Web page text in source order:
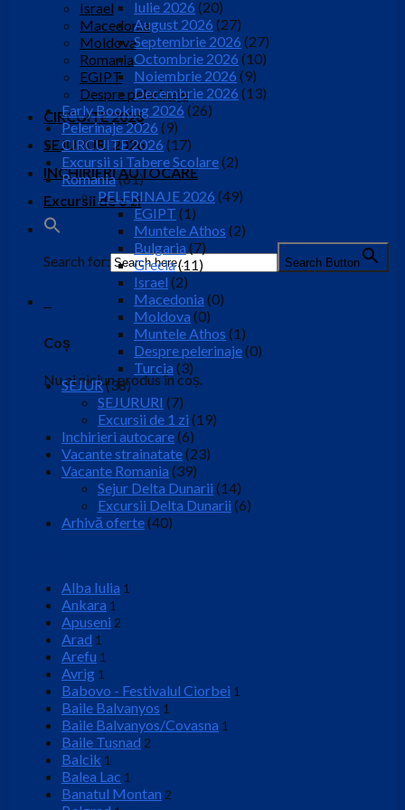
Israel
Macedonia
Moldova
Romania
EGIPT
Despre pelerinaje
CIRCUITE 2026
SEJURURI 2026
INCHIRIERI AUTOCARE
Excursii de o zi
Search for: Search Button
Coș
Nu ai niciun produs în coș.
Iulie 2026 (20)
August 2026 (27)
Septembrie 2026 (27)
Octombrie 2026 (10)
Noiembrie 2026 (9)
Decembrie 2026 (13)
Early Booking 2026 (26)
Pelerinaje 2026 (9)
CIRCUITE 2026 (17)
Excursii si Tabere Scolare(2)
Romania(61)
PELERINAJE 2026 (49)
EGIPT (1)
Muntele Athos (2)
Bulgaria (7)
Grecia(11)
Israel (2)
Macedonia (0)
Moldova (0)
Muntele Athos (1)
Despre pelerinaje(0)
Turcia (3)
SEJUR(38)
SEJURURI (7)
Excursii de 1 zi (19)
Inchirieri autocare(6)
Vacante strainatate(23)
Vacante Romania (39)
Sejur Delta Dunarii (14)
Excursii Delta Dunarii (6)
Arhivă oferte(40)
Alba Iulia 1
Ankara 1
Apuseni 2
Arad 1
Arefu 1
Avrig 1
Babovo - Festivalul Ciorbei 1
Baile Balvanyos 1
Baile Balvanyos/Covasna 1
Baile Tusnad 2
Balcik 1
Balea Lac 1
Banatul Montan 2